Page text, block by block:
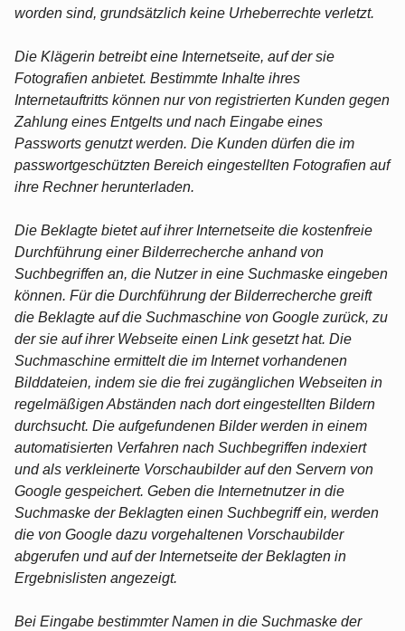
worden sind, grundsätzlich keine Urheberrechte verletzt.
Die Klägerin betreibt eine Internetseite, auf der sie
Fotografien anbietet. Bestimmte Inhalte ihres
Internetauftritts können nur von registrierten Kunden gegen
Zahlung eines Entgelts und nach Eingabe eines
Passworts genutzt werden. Die Kunden dürfen die im
passwortgeschützten Bereich eingestellten Fotografien auf
ihre Rechner herunterladen.
Die Beklagte bietet auf ihrer Internetseite die kostenfreie
Durchführung einer Bilderrecherche anhand von
Suchbegriffen an, die Nutzer in eine Suchmaske eingeben
können. Für die Durchführung der Bilderrecherche greift
die Beklagte auf die Suchmaschine von Google zurück, zu
der sie auf ihrer Webseite einen Link gesetzt hat. Die
Suchmaschine ermittelt die im Internet vorhandenen
Bilddateien, indem sie die frei zugänglichen Webseiten in
regelmäßigen Abständen nach dort eingestellten Bildern
durchsucht. Die aufgefundenen Bilder werden in einem
automatisierten Verfahren nach Suchbegriffen indexiert
und als verkleinerte Vorschaubilder auf den Servern von
Google gespeichert. Geben die Internetnutzer in die
Suchmaske der Beklagten einen Suchbegriff ein, werden
die von Google dazu vorgehaltenen Vorschaubilder
abgerufen und auf der Internetseite der Beklagten in
Ergebnislisten angezeigt.
Bei Eingabe bestimmter Namen in die Suchmaske der